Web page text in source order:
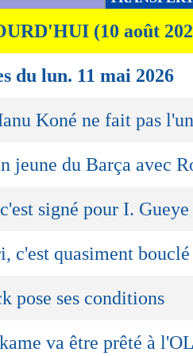
(10 août
du lun. 11 mai 2026
Koné ne fait pas
jeune du Barça avec
signé pour I.
c'est quasiment bouclé
pose ses conditions
va être prêté à